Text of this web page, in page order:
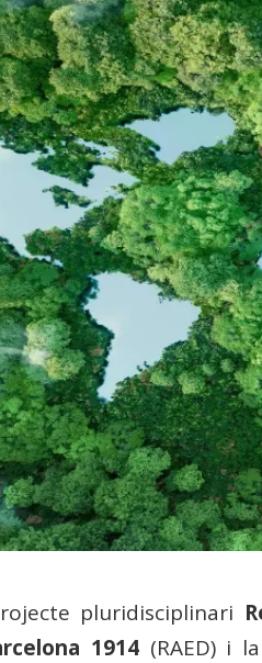
pluridisciplinari
1914(RAED) i la